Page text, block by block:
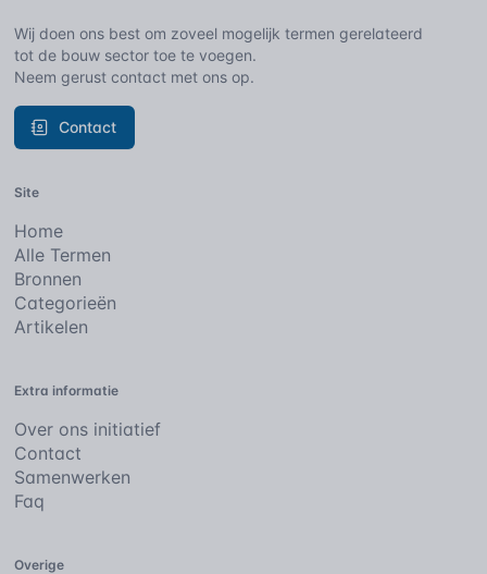
Wij doen ons best om zoveel mogelijk termen gerelateerd
tot de bouw sector toe te voegen.
Neem gerust contact met ons op.
Contact
Site
Home
Alle Termen
Bronnen
Categorieën
Artikelen
Extra informatie
Over ons initiatief
Contact
Samenwerken
Faq
Overige